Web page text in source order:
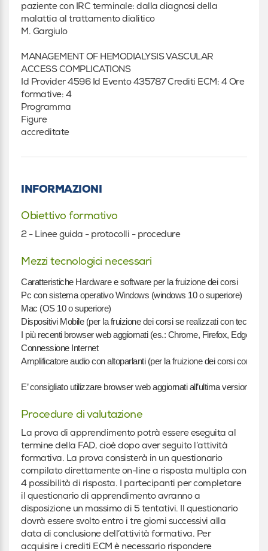
paziente con IRC terminale: dalla diagnosi della
malattia al trattamento dialitico
M. Gargiulo
MANAGEMENT OF HEMODIALYSIS VASCULAR
ACCESS COMPLICATIONS
Id Provider 4596 Id Evento 435787 Crediti ECM: 4 Ore
formative: 4
Programma
Figure
accreditate
INFORMAZIONI
Obiettivo formativo
2 - Linee guida - protocolli - procedure
Mezzi tecnologici necessari
Caratteristiche Hardware e software per la fruizione dei corsi
Pc con sistema operativo Windows (windows 10 o superiore)
Mac (OS 10 o superiore)
Dispositivi Mobile (per la fruizione dei corsi se realizzati con
I più recenti browser web aggiornati (es.: Chrome, Firefox, Edge)
Connessione Internet
Amplificatore audio con altoparlanti (per la fruizione dei corsi con
E’ consigliato utilizzare browser web aggiornati all’ultima versione.
Procedure di valutazione
La prova di apprendimento potrà essere eseguita al
termine della FAD, cioè dopo aver seguito l’attività
formativa. La prova consisterà in un questionario
compilato direttamente on-line a risposta multipla con
4 possibilità di risposta. I partecipanti per completare
il questionario di apprendimento avranno a
disposizione un massimo di 5 tentativi. Il questionario
dovrà essere svolto entro i tre giorni successivi alla
data di conclusione dell’attività formativa. Per
acquisire i crediti ECM è necessario rispondere